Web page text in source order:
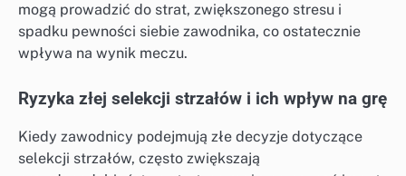
mogą prowadzić do strat, zwiększonego stresu i
spadku pewności siebie zawodnika, co ostatecznie
wpływa na wynik meczu.
Ryzyka złej selekcji strzałów i ich wpływ na grę
Kiedy zawodnicy podejmują złe decyzje dotyczące
selekcji strzałów, często zwiększają